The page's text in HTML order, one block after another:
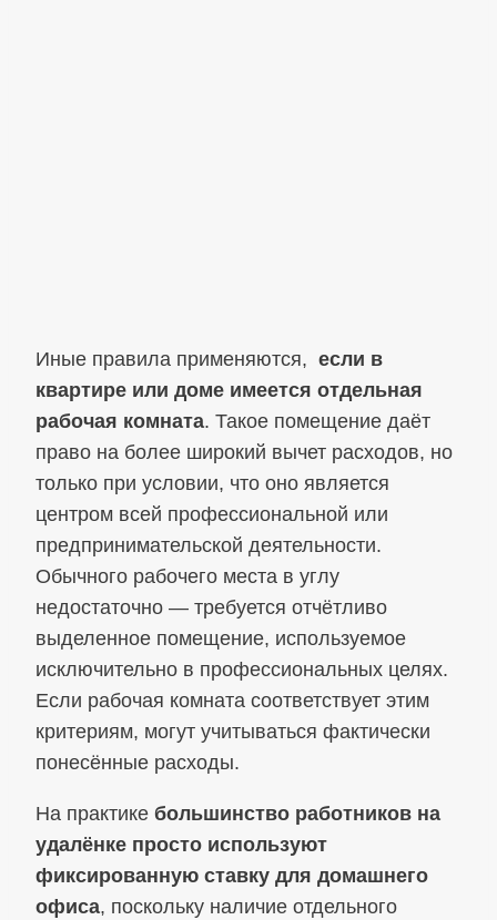
Иные правила применяются, если в
квартире или доме имеется отдельная
рабочая комната. Такое помещение даёт
право на более широкий вычет расходов, но
только при условии, что оно является
центром всей профессиональной или
предпринимательской деятельности.
Обычного рабочего места в углу
недостаточно — требуется отчётливо
выделенное помещение, используемое
исключительно в профессиональных целях.
Если рабочая комната соответствует этим
критериям, могут учитываться фактически
понесённые расходы.
На практике большинство работников на
удалёнке просто используют
фиксированную ставку для домашнего
офиса, поскольку наличие отдельного